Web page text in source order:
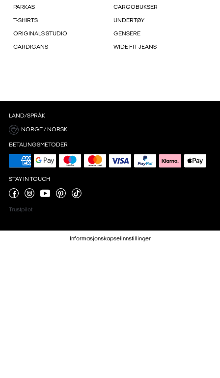
PARKAS CARGOBUKSER
T-SHIRTS UNDERTØY
ORIGINALS STUDIO GENSERE
CARDIGANS WIDE FIT JEANS
LAND/SPRÅK
NORGE / NORSK
BETALINGSMETODER
STAY IN TOUCH
Trustpilot
Informasjonskapselinnstillinger